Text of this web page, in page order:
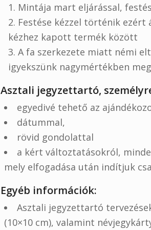
Mintája mart eljárással,
Festése kézzel történik
kézhez kapott termék között
A fa szerkezete miatt némi
igyekszünk nagymértékben
Asztali jegyzettartó,
egyedivé tehető az
dátummal,
rövid gondolattal
a kért változtatásokról,
mely elfogadása után indítjuk
Egyéb információk:
Asztali jegyzettartó
(10×10 cm), valamint